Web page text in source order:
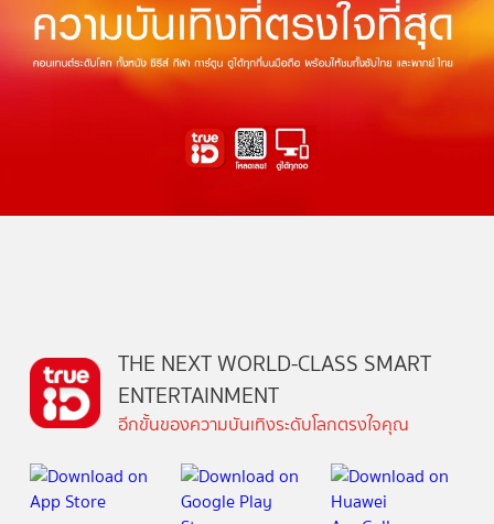
THE NEXT WORLD-CLASS SMART
ENTERTAINMENT
อีกขั้นของความบันเทิงระดับโลกตรงใจคุณ